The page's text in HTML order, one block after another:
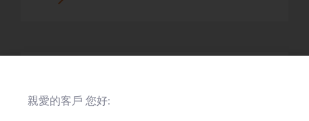
親愛的客戶 您好: